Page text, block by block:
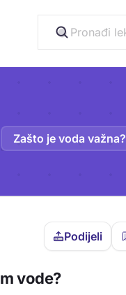
Zašto je voda važna?
Podijeli
prijavljen da bi pohranio
u bilježnicu!
vode?